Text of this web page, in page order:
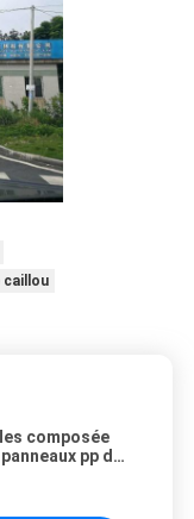
caillou
composée
pp de